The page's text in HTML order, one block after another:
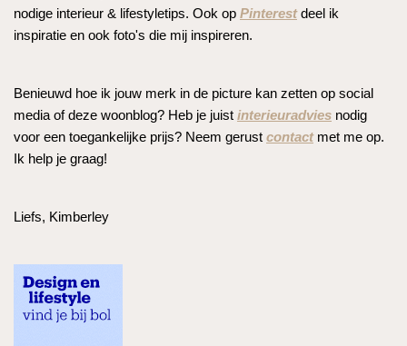
nodige interieur & lifestyletips. Ook op Pinterestdeel ik
inspiratie en ook foto's die mij inspireren.
Benieuwd hoe ik jouw merk in de picture kan zetten op social
media of deze woonblog? Heb je juist interieuradvies nodig
voor een toegankelijke prijs? Neem gerust contactmet me op.
Ik help je graag!
Liefs, Kimberley